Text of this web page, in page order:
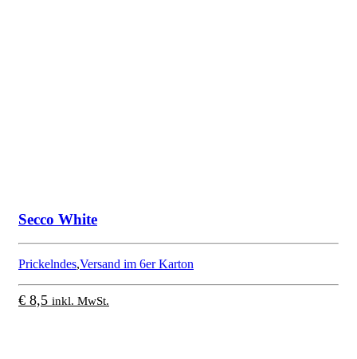
Secco White
Prickelndes,Versand im 6er Karton
€ 8,5 inkl. MwSt.